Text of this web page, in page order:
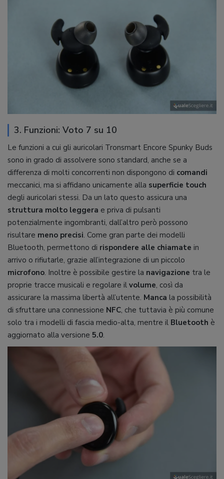
3. Funzioni: Voto 7 su 10
Le funzioni a cui gli auricolari Tronsmart Encore Spunky Buds
sono in grado di assolvere sono standard, anche se a
differenza di molti concorrenti non dispongono di comandi
meccanici, ma si affidano unicamente alla superficie touch
degli auricolari stessi. Da un lato questo assicura una
struttura molto leggera e priva di pulsanti
potenzialmente ingombranti, dall’altro però possono
risultare meno precisi. Come gran parte dei modelli
Bluetooth, permettono di rispondere alle chiamate in
arrivo o rifiutarle, grazie all’integrazione di un piccolo
microfono. Inoltre è possibile gestire la navigazione tra le
proprie tracce musicali e regolare il volume, così da
assicurare la massima libertà all’utente. Manca la possibilità
di sfruttare una connessione NFC, che tuttavia è più comune
solo tra i modelli di fascia medio-alta, mentre il Bluetooth è
aggiornato alla versione 5.0.